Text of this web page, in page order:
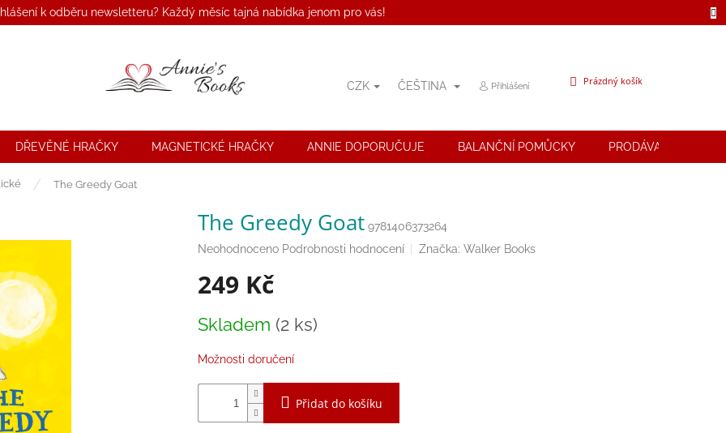
k odběru newsletteru? Každý měsíc tajná nabídka jenom pro vás!
CZK ČEŠTINA Přihlášení
NÁKUPNÍ
Prázdný košík
DŘEVĚNÉ HRAČKY MAGNETICKÉ HRAČKY ANNIE DOPORUČUJE BALANČNÍ POMŮCKY PRODÁVANÉ ZNAČKY
The Greedy Goat
The Greedy Goat 9781406373264
Průměrné
produktu
je
z
hvězdiček.
Neohodnoceno Podrobnosti hodnocení Značka: Walker Books
249 Kč
cena:
Skladem (2 ks)
Možnosti doručení
Přidat do košíku